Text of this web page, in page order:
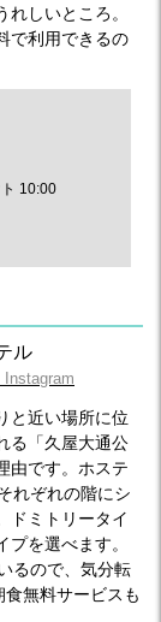
しいところ。
で利用できるの
10:00
と近い場所に位
る「久屋大通公
由です。ホステ
れぞれの階にシ
ドミトリータイ
を選べます。
るので、気分転
無料サービスも